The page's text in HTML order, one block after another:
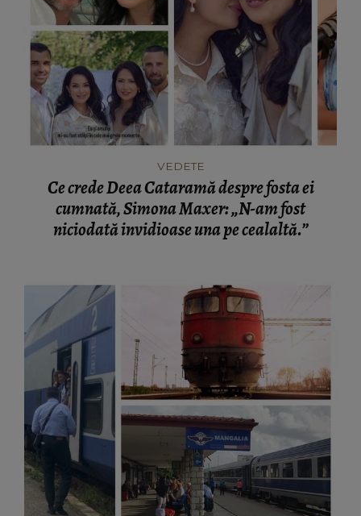
VEDETE
Ce crede Deea Cataramă despre fosta ei
cumnată, Simona Maxer: „N-am fost
niciodată invidioase una pe cealaltă.”